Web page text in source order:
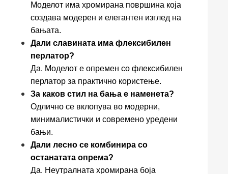
Моделот има хромирана површина која
создава модерен и елегантен изглед на
бањата.
Дали славината има флексибилен
перлатор?
Да. Моделот е опремен со флексибилен
перлатор за практично користење.
За каков стил на бања е наменета?
Одлично се вклопува во модерни,
минималистички и современо уредени
бањи.
Дали лесно се комбинира со
останатата опрема?
Да. Неутралната хромирана боја